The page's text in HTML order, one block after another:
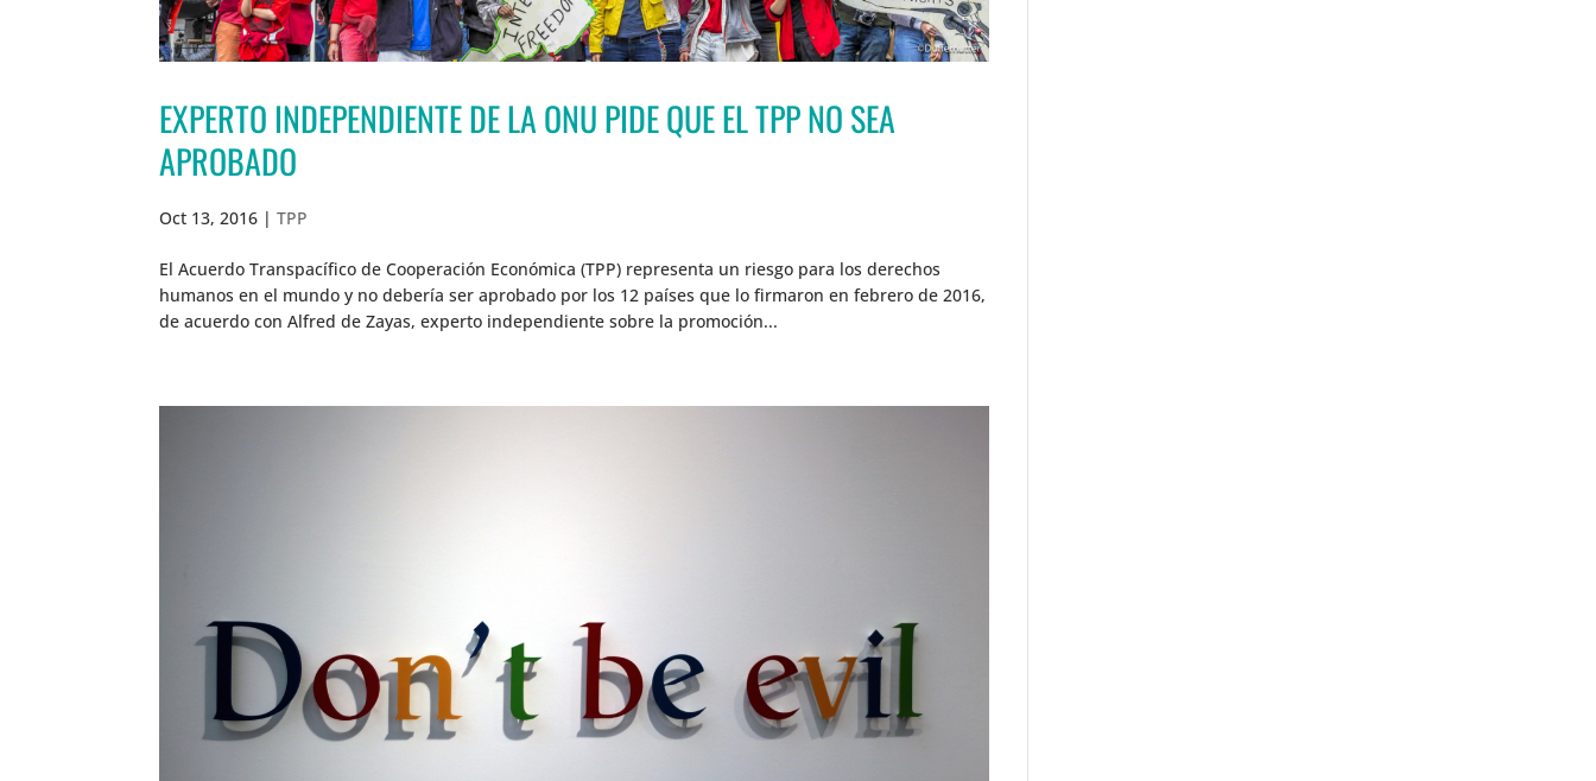
EXPERTO INDEPENDIENTE DE LA ONU PIDE QUE EL TPP NO SEA
APROBADO
Oct 13, 2016 |TPP
El Acuerdo Transpacífico de Cooperación Económica (TPP) representa un riesgo para los derechos
humanos en el mundo y no debería ser aprobado por los 12 países que lo firmaron en febrero de 2016,
de acuerdo con Alfred de Zayas, experto independiente sobre la promoción...